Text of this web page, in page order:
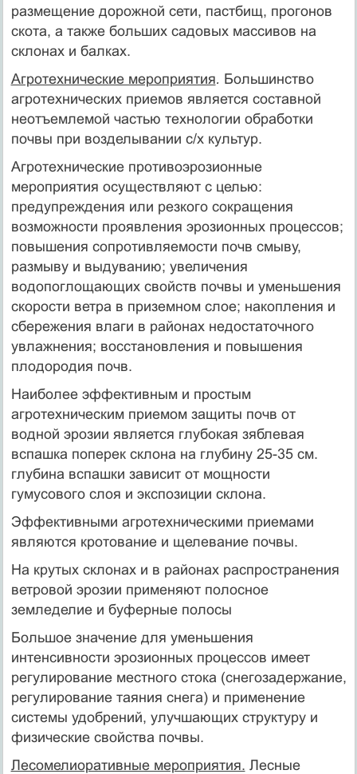
размещение дорожной сети, пастбищ, прогонов
скота, а также больших садовых массивов на
склонах и балках.
Агротехнические мероприятия. Большинство
агротехнических приемов является составной
неотъемлемой частью технологии обработки
почвы при возделывании с/х культур.
Агротехнические противоэрозионные
мероприятия осуществляют с целью:
предупреждения или резкого сокращения
возможности проявления эрозионных процессов;
повышения сопротивляемости почв смыву,
размыву и выдуванию; увеличения
водопоглощающих свойств почвы и уменьшения
скорости ветра в приземном слое; накопления и
сбережения влаги в районах недостаточного
увлажнения; восстановления и повышения
плодородия почв.
Наиболее эффективным и простым
агротехническим приемом защиты почв от
водной эрозии является глубокая зяблевая
вспашка поперек склона на глубину 25-35 см.
глубина вспашки зависит от мощности
гумусового слоя и экспозиции склона.
Эффективными агротехническими приемами
являются кротование и щелевание почвы.
На крутых склонах и в районах распространения
ветровой эрозии применяют полосное
земледелие и буферные полосы
Большое значение для уменьшения
интенсивности эрозионных процессов имеет
регулирование местного стока (снегозадержание,
регулирование таяния снега) и применение
системы удобрений, улучшающих структуру и
физические свойства почвы.
Лесомелиоративные мероприятия. Лесные